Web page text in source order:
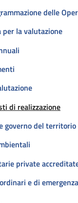
delle
per la valutazione
di realizzazione
governo del territorio
private
e di emergenza